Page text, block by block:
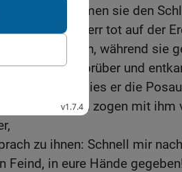
auf. Da nahmen sie den
da lag ihr Herr tot auf der
war entronnen, während sie
Steinbildern vorüber und
hineinkam, blies er die
die Israeliten zogen mit
zu ihnen: Schnell mir
Feind, in eure Hände